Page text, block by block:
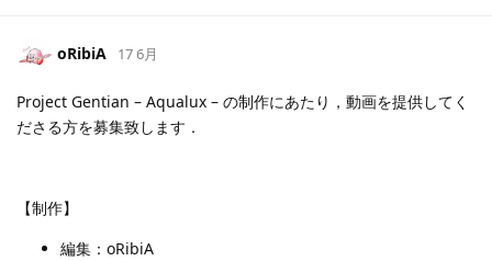
oRibiA 17 6月
Project Gentian – Aqualux – の制作にあたり，動画を提供してく
ださる方を募集致します．
【制作】
編集：oRibiA